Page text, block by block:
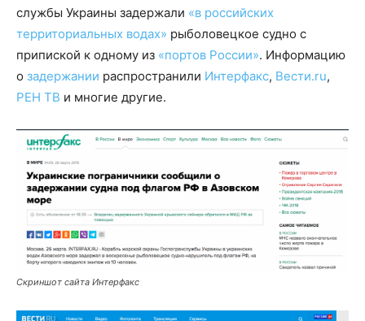
службы Украины задержали «в российских
территориальных водах» рыболовецкое судно с
припиской к одному из «портов России». Информацию
о задержании распространили Интерфакс, Вести.ru,
РЕН ТВ и многие другие.
Скриншот сайта Интерфакс